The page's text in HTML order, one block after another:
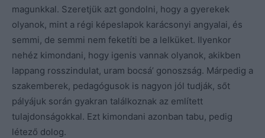
magunkkal. Szeretjük azt gondolni, hogy a gyerekek
olyanok, mint a régi képeslapok karácsonyi angyalai, és
semmi, de semmi nem feketíti be a lelküket. Ilyenkor
nehéz kimondani, hogy igenis vannak olyanok, akikben
lappang rosszindulat, uram bocsá’ gonoszság. Márpedig a
szakemberek, pedagógusok is nagyon jól tudják, sőt
pályájuk során gyakran találkoznak az említett
tulajdonságokkal. Ezt kimondani azonban tabu, pedig
létező dolog.